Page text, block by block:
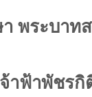
พระบาท
จ้าฟ้าพัช